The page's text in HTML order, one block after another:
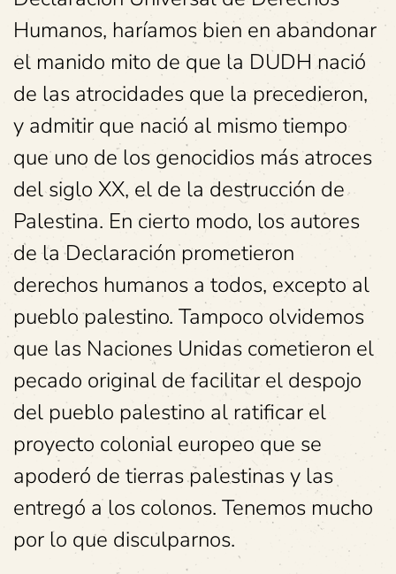
Humanos, haríamos bien en abandonar
el manido mito de que la DUDH nació
de las atrocidades que la precedieron,
y admitir que nació al mismo tiempo
que uno de los genocidios más atroces
del siglo XX, el de la destrucción de
Palestina. En cierto modo, los autores
de la Declaración prometieron
derechos humanos a todos, excepto al
pueblo palestino. Tampoco olvidemos
que las Naciones Unidas cometieron el
pecado original de facilitar el despojo
del pueblo palestino al ratificar el
proyecto colonial europeo que se
apoderó de tierras palestinas y las
entregó a los colonos. Tenemos mucho
por lo que disculparnos.